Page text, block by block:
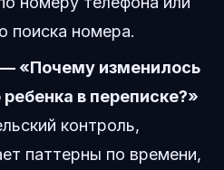
поиска номера.
«Почему изменилось
в переписке?»
контроль,
паттерны по времени,